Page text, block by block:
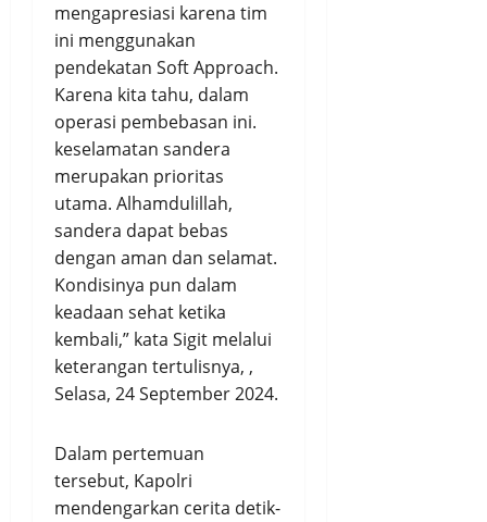
mengapresiasi karena tim
ini menggunakan
pendekatan Soft Approach.
Karena kita tahu, dalam
operasi pembebasan ini.
keselamatan sandera
merupakan prioritas
utama. Alhamdulillah,
sandera dapat bebas
dengan aman dan selamat.
Kondisinya pun dalam
keadaan sehat ketika
kembali,” kata Sigit melalui
keterangan tertulisnya, ,
Selasa, 24 September 2024.
Dalam pertemuan
tersebut, Kapolri
mendengarkan cerita detik-